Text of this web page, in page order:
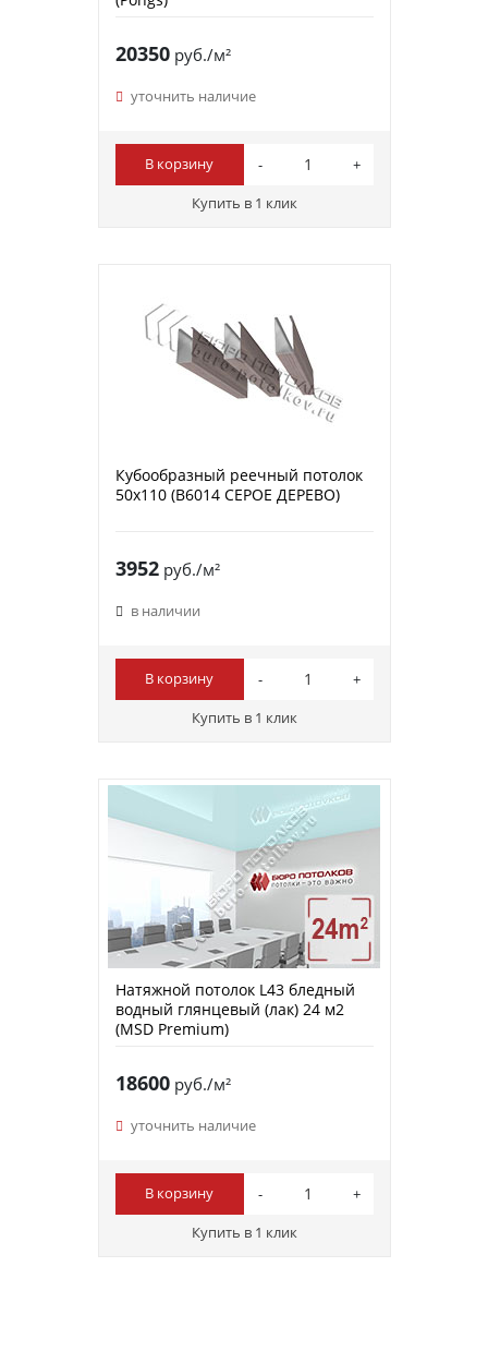
20350руб./м²
уточнить наличие
В корзину
Купить в 1 клик
Кубообразный реечный потолок
50х110 (B6014 СЕРОЕ ДЕРЕВО)
3952руб./м²
в наличии
В корзину
Купить в 1 клик
Натяжной потолок L43 бледный
водный глянцевый (лак) 24 м2
(MSD Premium)
18600руб./м²
уточнить наличие
В корзину
Купить в 1 клик